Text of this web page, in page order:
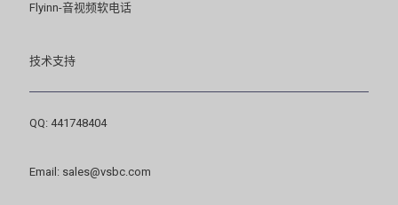
Flyinn-音视频软电话
技术支持
QQ: 441748404
Email: sales@vsbc.com